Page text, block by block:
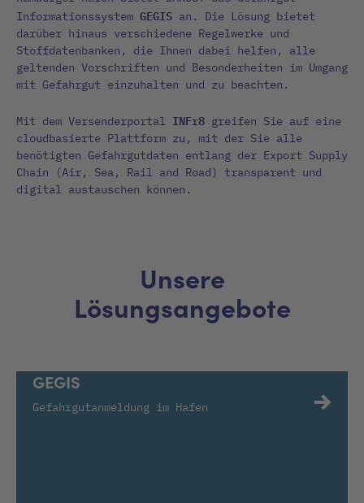
Informationssystem GEGIS an. Die Lösung bietet
darüber hinaus verschiedene Regelwerke und
Stoffdatenbanken, die Ihnen dabei helfen, alle
geltenden Vorschriften und Besonderheiten im Umgang
mit Gefahrgut einzuhalten und zu beachten.
Mit dem Versenderportal INFr8 greifen Sie auf eine
cloudbasierte Plattform zu, mit der Sie alle
benötigten Gefahrgutdaten entlang der Export Supply
Chain (Air, Sea, Rail and Road) transparent und
digital austauschen können.
Unsere
Lösungsangebote
GEGIS
Gefahrgutanmeldung im Hafen